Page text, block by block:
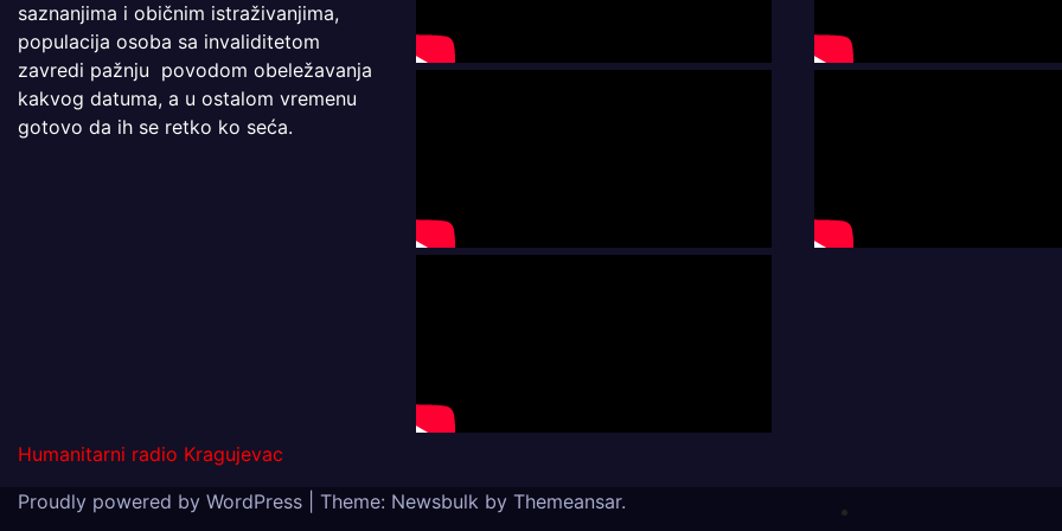
saznanjima i običnim istraživanjima,
populacija osoba sa invaliditetom
zavredi pažnju povodom obeležavanja
kakvog datuma, a u ostalom vremenu
gotovo da ih se retko ko seća.
Humanitarni radio Kragujevac
Proudly powered by WordPress
Theme: Newsbulk by Themeansar.